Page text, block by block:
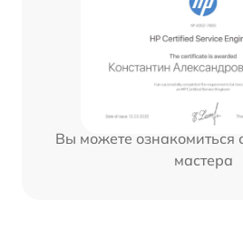
Вы можете ознакомиться
мастера